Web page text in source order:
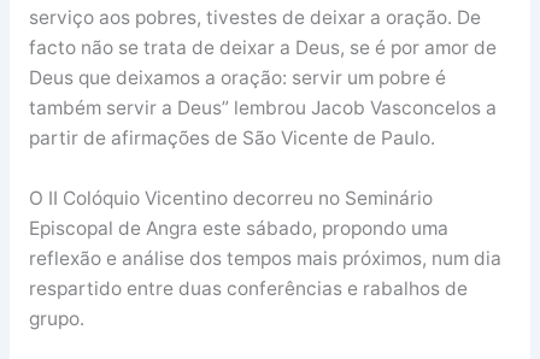
serviço aos pobres, tivestes de deixar a oração. De
facto não se trata de deixar a Deus, se é por amor de
Deus que deixamos a oração: servir um pobre é
também servir a Deus” lembrou Jacob Vasconcelos a
partir de afirmações de São Vicente de Paulo.
O II Colóquio Vicentino decorreu no Seminário
Episcopal de Angra este sábado, propondo uma
reflexão e análise dos tempos mais próximos, num dia
respartido entre duas conferências e rabalhos de
grupo.